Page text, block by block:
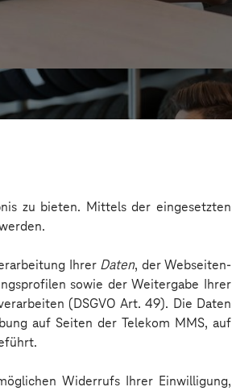
zu bieten. Mittels der eingesetzten
Ihrer Daten, der Webseiten-
sowie der Weitergabe Ihrer
(DSGVO Art. 49). Die Daten
auf Seiten der Telekom MMS, auf
Widerrufs Ihrer Einwilligung,
eine sichere und effiziente KI-Nutzung